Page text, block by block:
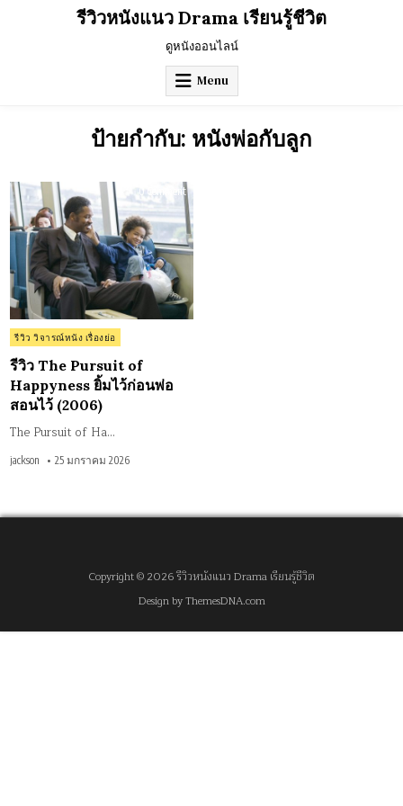
รีวิวหนังแนว Drama เรียนรู้ชีวิต
ดูหนังออนไลน์
Menu
ป้ายกำกับ: หนังพ่อกับลูก
0 Commenton
รีวิว
The
Pursuit
of
Happyness
ยิ้ม
พ่อ
สอน
ไว้
(2006)
Posted
in
รีวิว วิจารณ์หนัง เรื่องย่อ
รีวิว The Pursuit of
Happyness ยิ้มไว้ก่อนพ่อ
สอนไว้ (2006)
The Pursuit of Ha…
jackson 25 มกราคม 2026
Copyright © 2026 รีวิวหนังแนว Drama เรียนรู้ชีวิต
Design by ThemesDNA.com